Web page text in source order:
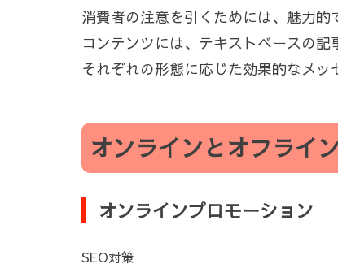
消費者の注意を引くためには、魅力的
コンテンツには、テキストベースの
それぞれの形態に応じた効果的なメッ
オンラインとオフライ
オンラインプロモーション
SEO対策